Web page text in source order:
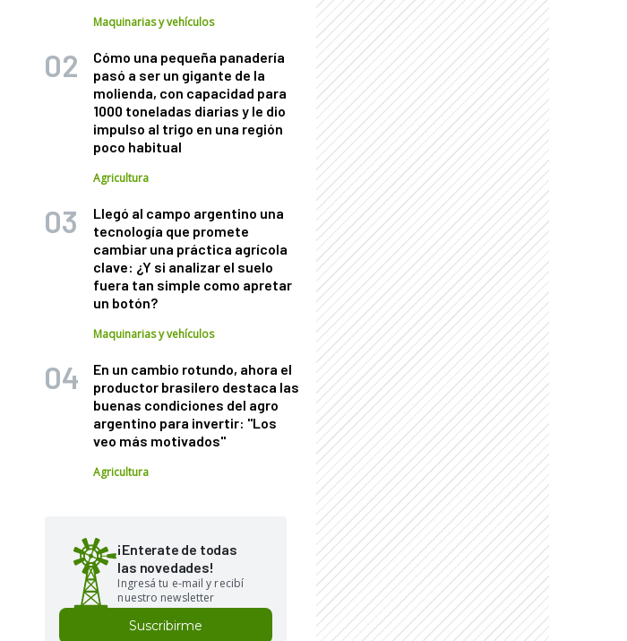
Maquinarias y vehículos
Cómo una pequeña panadería
pasó a ser un gigante de la
molienda, con capacidad para
1000 toneladas diarias y le dio
impulso al trigo en una región
poco habitual
Agricultura
Llegó al campo argentino una
tecnología que promete
cambiar una práctica agrícola
clave: ¿Y si analizar el suelo
fuera tan simple como apretar
un botón?
Maquinarias y vehículos
En un cambio rotundo, ahora el
productor brasilero destaca las
buenas condiciones del agro
argentino para invertir: "Los
veo más motivados"
Agricultura
¡Enterate de todas
las novedades!
Ingresá tu e-mail y recibí
nuestro newsletter
Suscribirme